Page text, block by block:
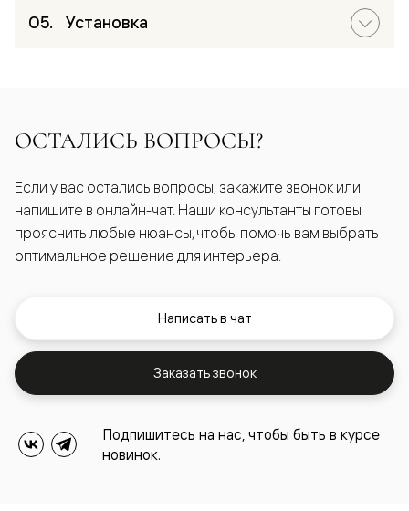
Установка
ОСТАЛИСЬ ВОПРОСЫ?
Если у вас остались вопросы, закажите звонок или
напишите в онлайн-чат. Наши консультанты готовы
прояснить любые нюансы, чтобы помочь вам выбрать
оптимальное решение для интерьера.
Написать в чат
Заказать звонок
Подпишитесь на нас, чтобы быть в курсе
новинок.